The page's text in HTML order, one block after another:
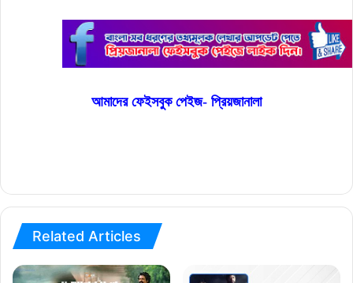
আমাদের ফেইসবুক পেইজ- প্রিয়জানালা
Related Articles